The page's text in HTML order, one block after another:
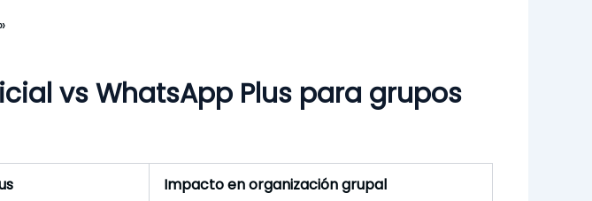
vs WhatsApp Plus para grupos
Impacto en organización grupal